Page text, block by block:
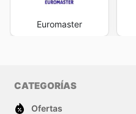
Euromaster
CATEGORÍAS
Ofertas